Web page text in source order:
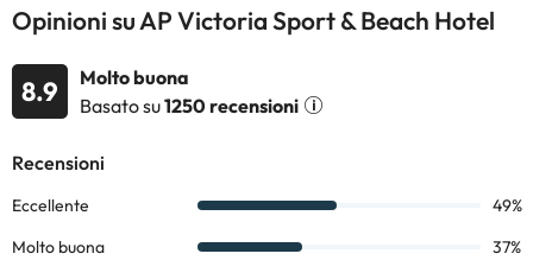
Opinioni su AP Victoria Sport & Beach Hotel
8.9
Molto buona
Basato su1250 recensioni